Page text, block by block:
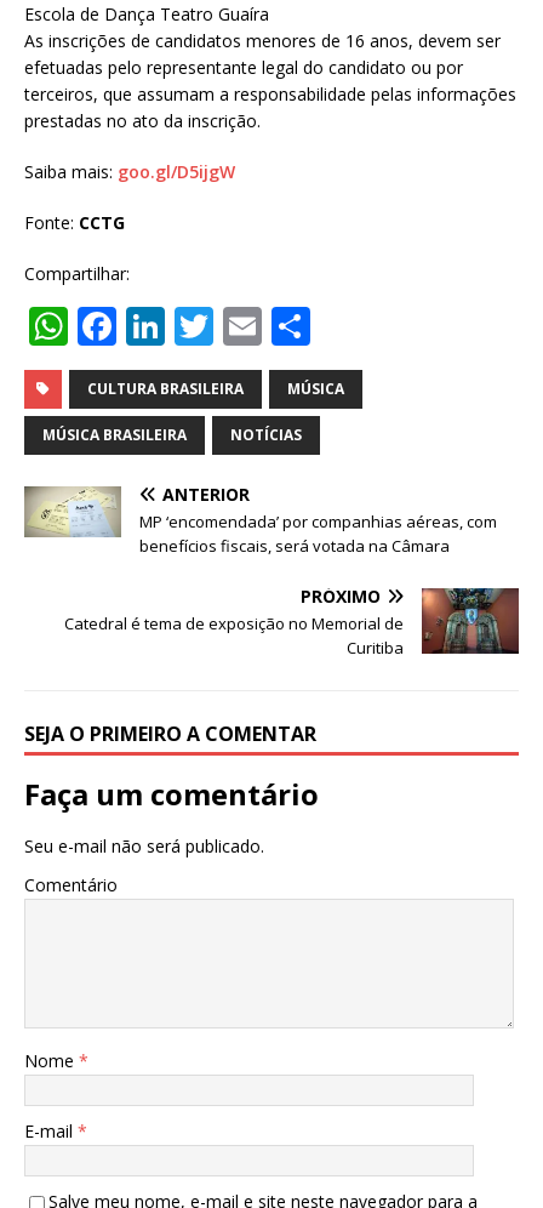
Escola de Dança Teatro Guaíra
As inscrições de candidatos menores de 16 anos, devem ser
efetuadas pelo representante legal do candidato ou por
terceiros, que assumam a responsabilidade pelas informações
prestadas no ato da inscrição.
Saiba mais: goo.gl/D5ijgW
Fonte: CCTG
Compartilhar:
W
h
at
s
A
p
F
a
c
e
b
o
o
Li
n
k
e
dI
n
T
w
it
te
r
E
m
ai
l
h
ar
e
CULTURA BRASILEIRA MÚSICA
MÚSICA BRASILEIRA NOTÍCIAS
ANTERIOR
MP ‘encomendada’ por companhias aéreas, com
benefícios fiscais, será votada na Câmara
PRÓXIMO
Catedral é tema de exposição no Memorial de
Curitiba
SEJA O PRIMEIRO A COMENTAR
Faça um comentário
Seu e-mail não será publicado.
Comentário
Nome *
E-mail *
Salve meu nome, e-mail e site neste navegador para a